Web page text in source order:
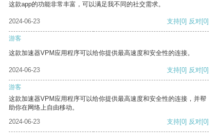
这款app的功能非常丰富，可以满足我不同的社交需求。
2024-06-23 支持[0] 反对[0]
游客
这款加速器VPM应用程序可以给你提供最高速度和安全性的连接。
2024-06-23 支持[0] 反对[0]
游客
这款加速器VPM应用程序可以给你提供最高速度和安全性的连接，并帮
助你在网络上自由移动。
2024-06-23
支持[0] 反对[0]